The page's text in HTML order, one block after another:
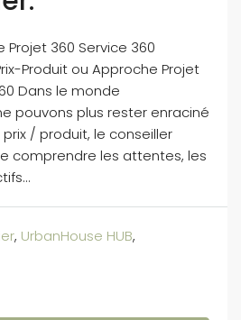
Projet 360 Service 360
Produit ou Approche Projet
Dans le monde
pouvons plus rester enraciné
/ produit, le conseiller
comprendre les attentes, les
, UrbanHouse HUB,